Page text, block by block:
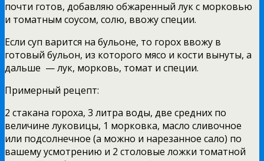
почти готов, добавляю обжаренный лук с морковью
и томатным соусом, солю, ввожу специи.
Если суп варится на бульоне, то горох ввожу в
готовый бульон, из которого мясо и кости вынуты, а
дальше — лук, морковь, томат и специи.
Примерный рецепт:
2 стакана гороха, 3 литра воды, две средних по
величине луковицы, 1 морковка, масло сливочное
или подсолнечное (а можно и нарезанное сало) по
вашему усмотрению и 2 столовые ложки томатной